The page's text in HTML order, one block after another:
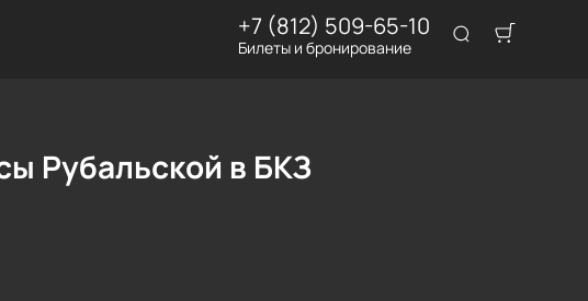
+7 (812) 509-65-10
Билеты и бронирование
Рубальской в БКЗ